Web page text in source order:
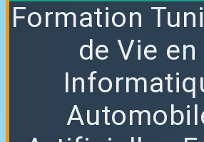
Formation
de Vie